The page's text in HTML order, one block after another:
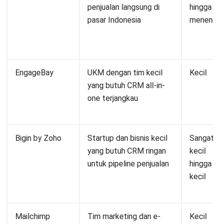
penjualan langsung di
pasar Indonesia
hingga
EngageBay
UKM dengan tim kecil
yang butuh CRM all-in-
one terjangkau
Kecil
Bigin by Zoho
Startup dan bisnis kecil
yang butuh CRM ringan
untuk pipeline penjualan
Sangat
kecil
hingga
kecil
Mailchimp
Tim marketing dan e-
Kecil